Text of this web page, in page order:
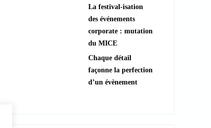
La festival-isation
des événements
corporate : mutation
du MICE
Chaque détail
façonne la perfection
d’un évènement